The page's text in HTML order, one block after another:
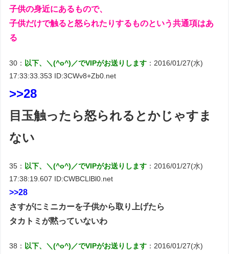
子供の身近にあるもので、
子供だけで触ると怒られたりするものという共通項はあ
る
30： 以下、＼(^o^)／でVIPがお送りします ：2016/01/27(水)
17:33:33.353 ID:3CWv8+Zb0.net
>>28
目玉触ったら怒られるとかじゃすま
ない
35： 以下、＼(^o^)／でVIPがお送りします ：2016/01/27(水)
17:38:19.607 ID:CWBCLlBl0.net
>>28
さすがにミニカーを子供から取り上げたら
タカトミが黙っていないわ
38： 以下、＼(^o^)／でVIPがお送りします ：2016/01/27(水)